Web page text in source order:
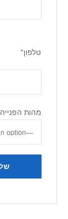
טלפון*
מהות הפנייה